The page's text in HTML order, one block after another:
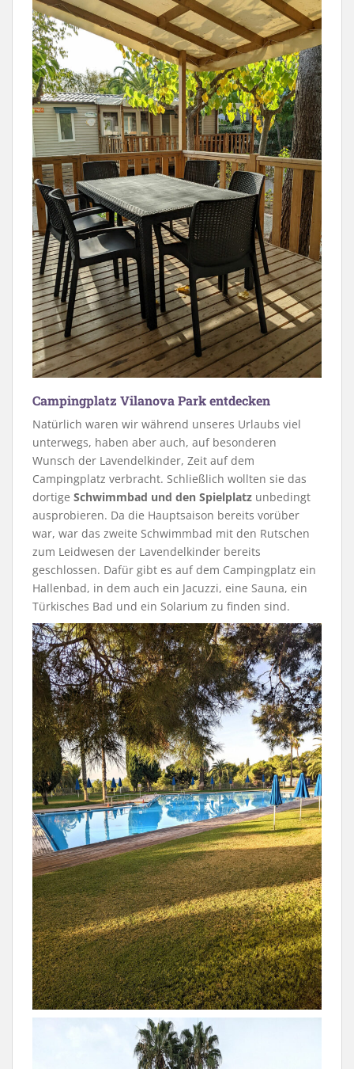
Campingplatz Vilanova Park entdecken
Natürlich waren wir während unseres Urlaubs viel
unterwegs, haben aber auch, auf besonderen
Wunsch der Lavendelkinder, Zeit auf dem
Campingplatz verbracht. Schließlich wollten sie das
dortige Schwimmbad und den Spielplatz unbedingt
ausprobieren. Da die Hauptsaison bereits vorüber
war, war das zweite Schwimmbad mit den Rutschen
zum Leidwesen der Lavendelkinder bereits
geschlossen. Dafür gibt es auf dem Campingplatz ein
Hallenbad, in dem auch ein Jacuzzi, eine Sauna, ein
Türkisches Bad und ein Solarium zu finden sind.